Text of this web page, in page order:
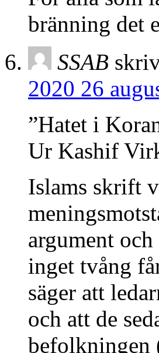
bränning det
SSAB
2020 26
”Hatet i
Ur Kashif
Islams skrift
argument
inget tvång
säger att
och att de
befolkningen